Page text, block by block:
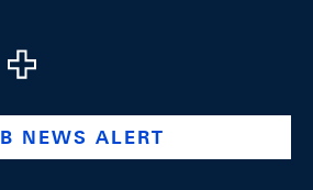
company/swiss-national-
@swissnationalbank
NEWS ALERT